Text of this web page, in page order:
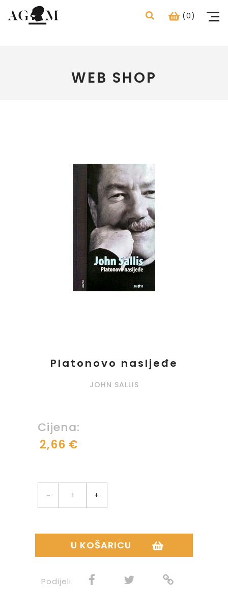
(0)
WEB SHOP
Platonovo nasljeđe
JOHN SALLIS
Cijena:
2,66 €
- +
U KOŠARICU
Podijeli: